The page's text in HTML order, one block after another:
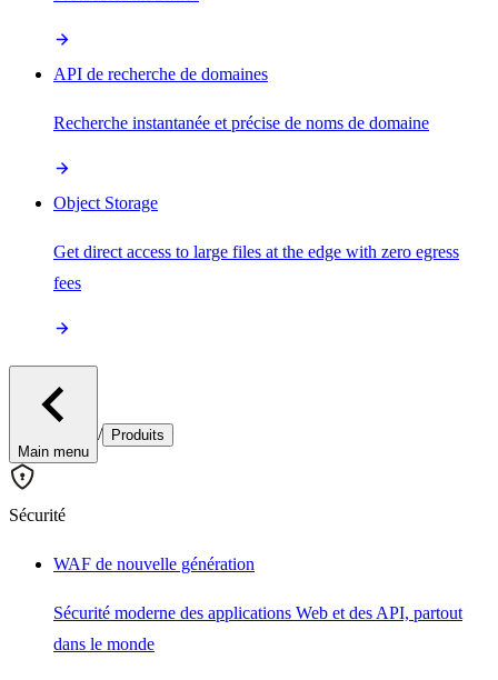
API de recherche de domaines
Recherche instantanée et précise de noms de domaine
Object Storage
Get direct access to large files at the edge with zero egress
fees
Main menu
/ Produits
Sécurité
WAF de nouvelle génération
Sécurité moderne des applications Web et des API, partout
dans le monde